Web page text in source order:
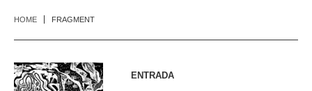
HOME FRAGMENT
ENTRADA